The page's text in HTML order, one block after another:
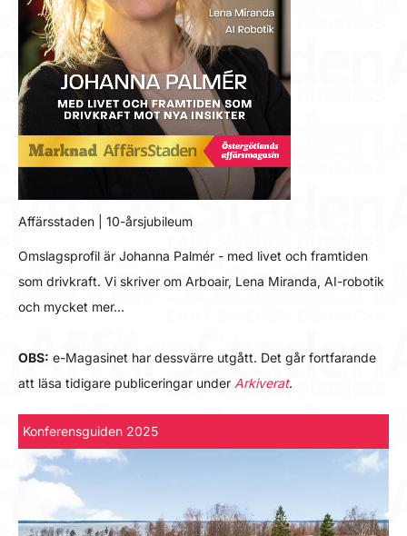
Affärsstaden | 10-årsjubileum
Omslagsprofil är Johanna Palmér - med livet och framtiden
som drivkraft. Vi skriver om Arboair, Lena Miranda, AI-robotik
och mycket mer…
OBS: e-Magasinet har dessvärre utgått. Det går fortfarande
att läsa tidigare publiceringar under Arkiverat.
Konferensguiden 2025